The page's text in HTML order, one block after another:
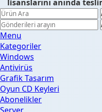
lisanslarını anında
Menu
Kategoriler
Windows
Antivirüs
Grafik Tasarım
Oyun CD Keyleri
Abonelikler